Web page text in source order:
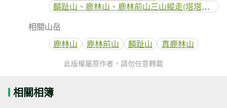
麟趾山、鹿林山、鹿林前山三山縱走(塔塔加三山)
相關山岳
鹿林山
鹿林前山 麟趾山 真鹿林山
此版權屬原作者，請勿任意轉載
相關相簿